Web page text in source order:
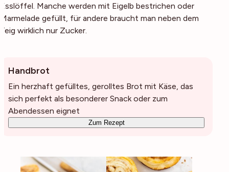
Esslöffel. Manche werden mit Eigelb bestrichen oder
Marmelade gefüllt, für andere braucht man neben dem
Teig wirklich nur Zucker.
Handbrot
Ein herzhaft gefülltes, gerolltes Brot mit Käse, das
sich perfekt als besonderer Snack oder zum
Abendessen eignet
Zum Rezept